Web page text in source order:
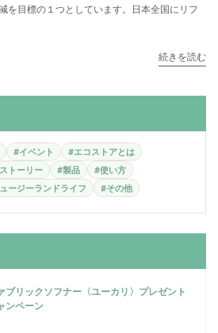
を目標の１つとしています。日本全国にリフ
続きを読む
#イベント
#エコストアとは
トーリー #製品
#使い方
ージーランドライフ #その他
ブリックソフナー〈ユーカリ〉プレゼント
ンペーン